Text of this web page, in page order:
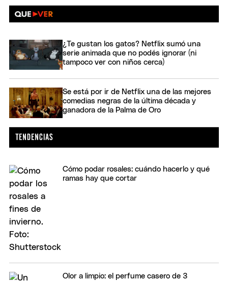
¿Te gustan los gatos? Netflix sumó una
serie animada que no podés ignorar (ni
tampoco ver con niños cerca)
Se está por ir de Netflix una de las mejores
comedias negras de la última década y
ganadora de la Palma de Oro
Cómo podar rosales: cuándo hacerlo y qué
ramas hay que cortar
Olor a limpio: el perfume casero de 3